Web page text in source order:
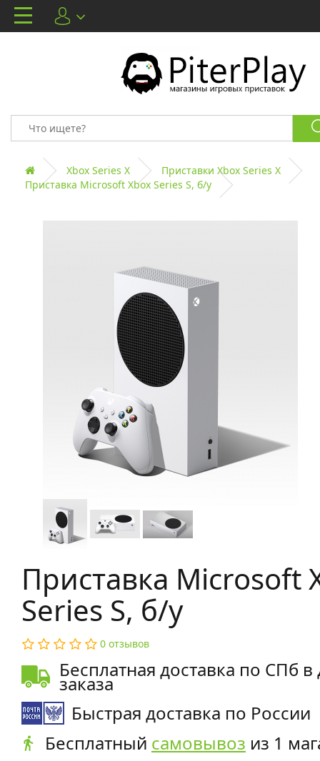
Xbox Series X
Приставки Xbox Series X
Приставка Microsoft Xbox Series S, б/у
Приставка Microsoft
Series S, б/у
0 отзывов
Бесплатная доставка по СПб в
заказа
Быстрая доставка по России
Бесплатный самовывоз из 1